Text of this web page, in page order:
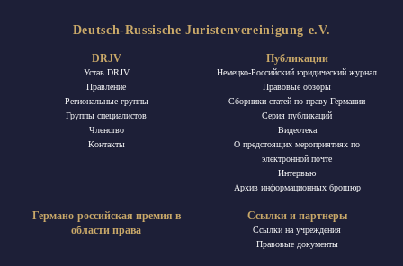
Deutsch-Russische Juristenvereinigung e.V.
DRJV
Устав DRJV
Правление
Региональные группы
Группы специалистов
Членство
Контакты
Публикации
Немецко-Российский юридический журнал
Правовые обзоры
Сборники статей по праву Германии
Ceрия публикаций
Видеотека
О предстоящих мероприятиях по
электронной почте
Интервью
Архив информационных брошюр
Германо-российская премия в
области права
Ссылки и партнеры
Ссылки на учреждения
Правовые документы